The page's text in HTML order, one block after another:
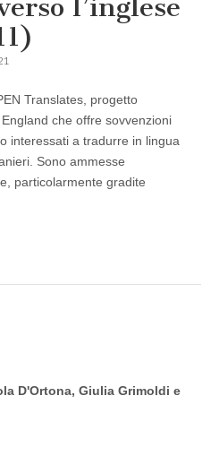
l’inglese
Translates, progetto
che offre sovvenzioni
interessati a tradurre in lingua
Sono ammesse
particolarmente gradite
D'Ortona, Giulia Grimoldi e